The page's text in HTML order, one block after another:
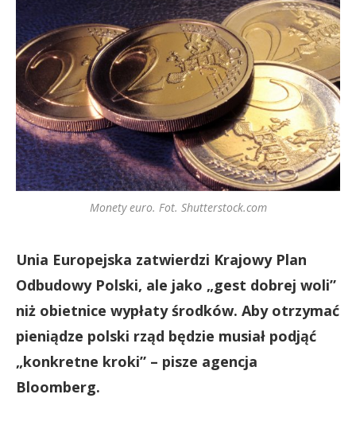
Monety euro. Fot. Shutterstock.com
Unia Europejska zatwierdzi Krajowy Plan
Odbudowy Polski, ale jako „gest dobrej woli”
niż obietnice wypłaty środków. Aby otrzymać
pieniądze polski rząd będzie musiał podjąć
„konkretne kroki” – pisze agencja
Bloomberg.